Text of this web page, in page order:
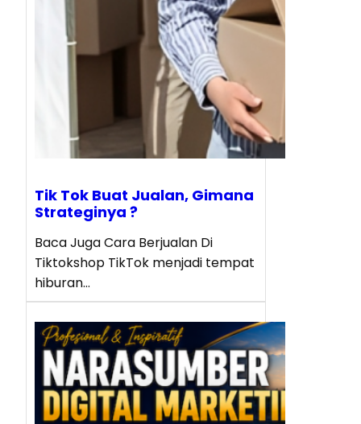
Tik Tok Buat Jualan, Gimana
Strateginya ?
Baca Juga Cara Berjualan Di
Tiktokshop TikTok menjadi tempat
hiburan…